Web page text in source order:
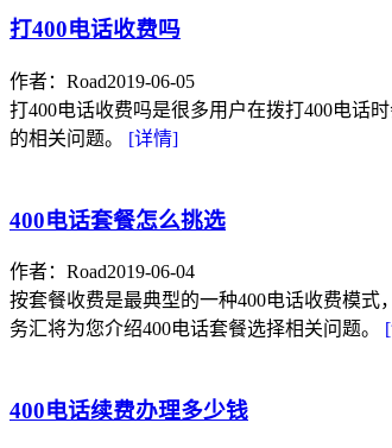
打400电话收费吗
作者：Road2019-06-05
打400电话收费吗是很多用户在拨打400电话
的相关问题。 [详情]
400电话套餐怎么挑选
作者：Road2019-06-04
按套餐收费是最典型的一种400电话收费模
务汇将为您介绍400电话套餐选择相关问题。
400电话续费办理多少钱